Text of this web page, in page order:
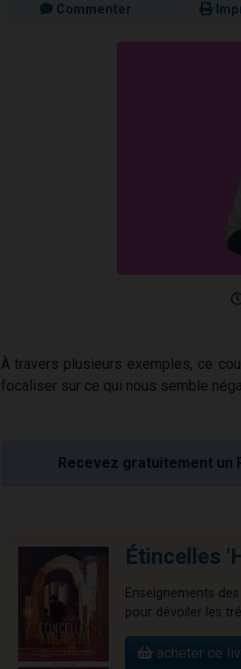
Commenter
À travers plusieurs exemples, ce
focaliser sur ce qui nous semble
Recevez gratuitement un
Étincelles
Enseignements
pour dévoiler les
acheter ce